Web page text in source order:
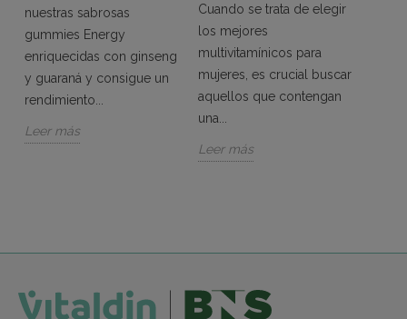
nuestras sabrosas
gummies Energy
enriquecidas con ginseng
y guaraná y consigue un
rendimiento...
Leer más
Cuando se trata de elegir
los mejores
multivitamínicos para
mujeres, es crucial buscar
aquellos que contengan
una...
Leer más